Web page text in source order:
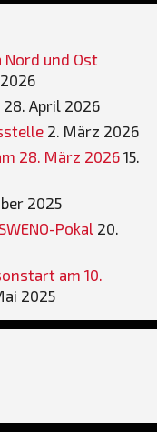
Nord und Ost
28. April 2026
2. März 2026
28. März 2026 15.
2025
Pokal 20.
am 10.
2025